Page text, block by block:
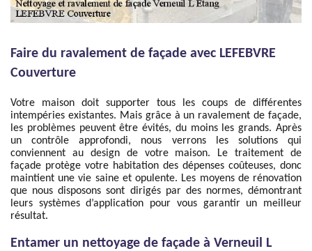
Faire du ravalement de façade avec LEFEBVRE
Couverture
Votre maison doit supporter tous les coups de différentes
intempéries existantes. Mais grâce à un ravalement de façade,
les problèmes peuvent être évités, du moins les grands. Après
un contrôle approfondi, nous verrons les solutions qui
conviennent au design de votre maison. Le traitement de
façade protège votre habitation des dépenses coûteuses, donc
maintient une vie saine et opulente. Les moyens de rénovation
que nous disposons sont dirigés par des normes, démontrant
leurs systèmes d’application pour vous garantir un meilleur
résultat.
Entamer un nettoyage de façade à Verneuil L